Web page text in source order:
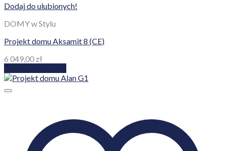
Dodaj do ulubionych!
DOMY w Stylu
Projekt domu Aksamit 8 (CE)
6 049,00 zł